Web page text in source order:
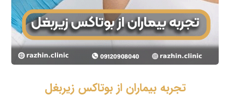
تجربه بیماران از بوتاکس زیربغل